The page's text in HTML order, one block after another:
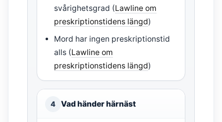
svårighetsgrad (Lawline om
preskriptionstidens längd)
Mord har ingen preskriptionstid
alls (Lawline om
preskriptionstidens längd)
4 Vad händer härnäst